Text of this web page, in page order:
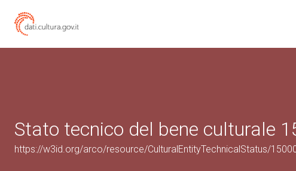
Stato tecnico del bene culturale
https://w3id.org/arco/resource/CulturalEntityTechnicalStatus/